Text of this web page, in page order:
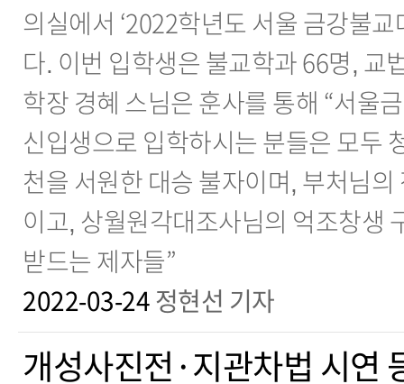
의실에서 ‘2022학년도 서울 금강불교
다. 이번 입학생은 불교학과 66명, 교
학장 경혜 스님은 훈사를 통해 “서울
신입생으로 입학하시는 분들은 모두
천을 서원한 대승 불자이며, 부처님의
이고, 상월원각대조사님의 억조창생
받드는 제자들”
2022-03-24 정현선 기자
개성사진전·지관차법 시연